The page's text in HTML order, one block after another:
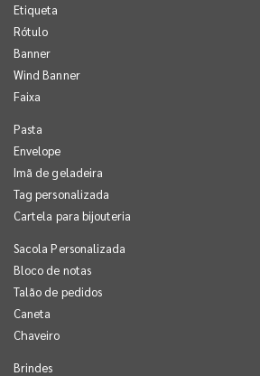
Etiqueta
Rótulo
Banner
Wind Banner
Faixa
Pasta
Envelope
Imã de geladeira
Tag personalizada
Cartela para bijouteria
Sacola Personalizada
Bloco de notas
Talão de pedidos
Caneta
Chaveiro
Brindes